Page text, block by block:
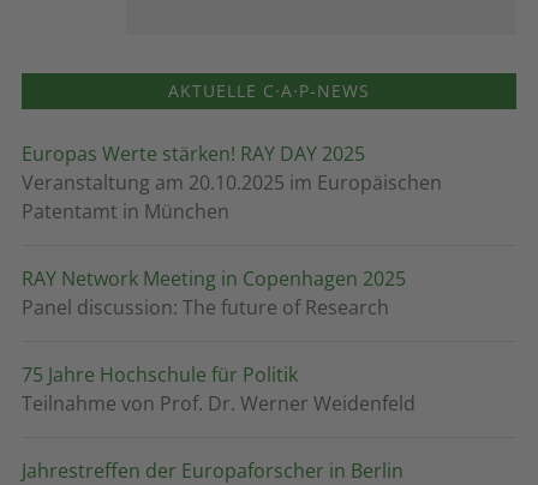
AKTUELLE C·A·P-NEWS
Europas Werte stärken! RAY DAY 2025
Veranstaltung am 20.10.2025 im Europäischen
Patentamt in München
RAY Network Meeting in Copenhagen 2025
Panel discussion: The future of Research
75 Jahre Hochschule für Politik
Teilnahme von Prof. Dr. Werner Weidenfeld
Jahrestreffen der Europaforscher in Berlin